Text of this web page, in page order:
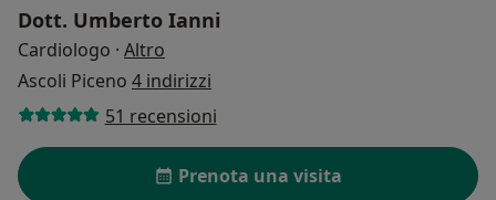
Dott. Umberto Ianni
Cardiologo · Altro
Ascoli Piceno 4 indirizzi
51 recensioni
Prenota una visita